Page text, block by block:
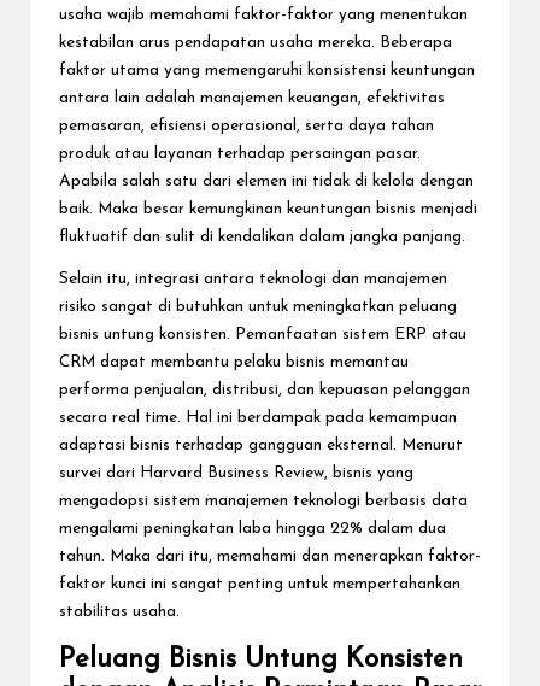
usaha wajib memahami faktor-faktor yang menentukan
kestabilan arus pendapatan usaha mereka. Beberapa
faktor utama yang memengaruhi konsistensi keuntungan
antara lain adalah manajemen keuangan, efektivitas
pemasaran, efisiensi operasional, serta daya tahan
produk atau layanan terhadap persaingan pasar.
Apabila salah satu dari elemen ini tidak di kelola dengan
baik. Maka besar kemungkinan keuntungan bisnis menjadi
fluktuatif dan sulit di kendalikan dalam jangka panjang.
Selain itu, integrasi antara teknologi dan manajemen
risiko sangat di butuhkan untuk meningkatkan peluang
bisnis untung konsisten. Pemanfaatan sistem ERP atau
CRM dapat membantu pelaku bisnis memantau
performa penjualan, distribusi, dan kepuasan pelanggan
secara real time. Hal ini berdampak pada kemampuan
adaptasi bisnis terhadap gangguan eksternal. Menurut
survei dari Harvard Business Review, bisnis yang
mengadopsi sistem manajemen teknologi berbasis data
mengalami peningkatan laba hingga 22% dalam dua
tahun. Maka dari itu, memahami dan menerapkan faktor-
faktor kunci ini sangat penting untuk mempertahankan
stabilitas usaha.
Peluang Bisnis Untung Konsisten